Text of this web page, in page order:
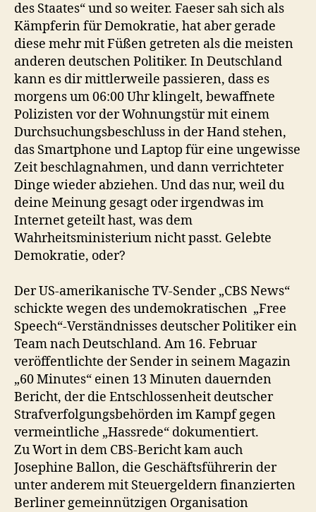
des Staates“ und so weiter. Faeser sah sich als
Kämpferin für Demokratie, hat aber gerade
diese mehr mit Füßen getreten als die meisten
anderen deutschen Politiker. In Deutschland
kann es dir mittlerweile passieren, dass es
morgens um 06:00 Uhr klingelt, bewaffnete
Polizisten vor der Wohnungstür mit einem
Durchsuchungsbeschluss in der Hand stehen,
das Smartphone und Laptop für eine ungewisse
Zeit beschlagnahmen, und dann verrichteter
Dinge wieder abziehen. Und das nur, weil du
deine Meinung gesagt oder irgendwas im
Internet geteilt hast, was dem
Wahrheitsministerium nicht passt. Gelebte
Demokratie, oder?
Der US-amerikanische TV-Sender „CBS News“
schickte wegen des undemokratischen „Free
Speech“-Verständnisses deutscher Politiker ein
Team nach Deutschland. Am 16. Februar
veröffentlichte der Sender in seinem Magazin
„60 Minutes“ einen 13 Minuten dauernden
Bericht, der die Entschlossenheit deutscher
Strafverfolgungsbehörden im Kampf gegen
vermeintliche „Hassrede“ dokumentiert.
Zu Wort in dem CBS-Bericht kam auch
Josephine Ballon, die Geschäftsführerin der
unter anderem mit Steuergeldern finanzierten
Berliner gemeinnützigen Organisation